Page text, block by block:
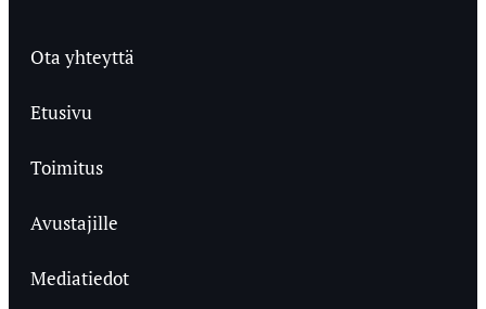
Ota yhteyttä
Etusivu
Toimitus
Avustajille
Mediatiedot